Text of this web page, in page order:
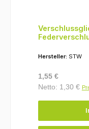
Hersteller: STW
Regulärer Preis:
1,55 €
Netto: 1,30 €